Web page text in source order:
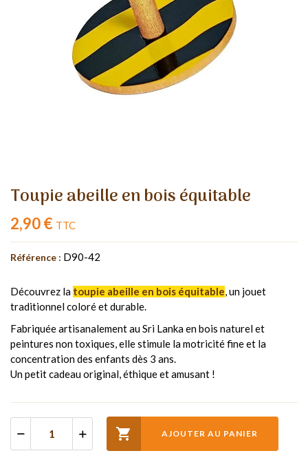
Toupie abeille en bois équitable
2,90 € TTC
Référence : D90-42
Découvrez la toupie abeille en bois équitable, un jouet
traditionnel coloré et durable.
Fabriquée artisanalement au Sri Lanka en bois naturel et
peintures non toxiques, elle stimule la motricité fine et la
concentration des enfants dès 3 ans.
Un petit cadeau original, éthique et amusant !
 AJOUTER AU PANIER